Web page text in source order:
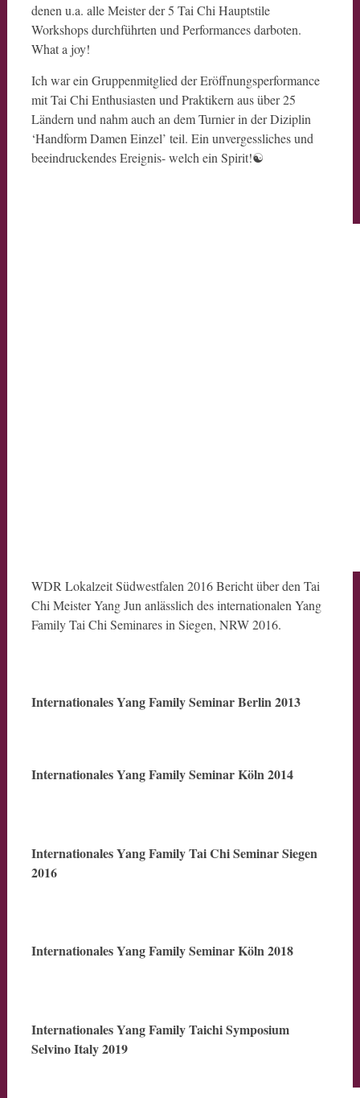
denen u.a. alle Meister der 5 Tai Chi Hauptstile
Workshops durchführten und Performances darboten.
What a joy!
Ich war ein Gruppenmitglied der Eröffnungsperformance
mit Tai Chi Enthusiasten und Praktikern aus über 25
Ländern und nahm auch an dem Turnier in der Diziplin
‘Handform Damen Einzel’ teil. Ein unvergessliches und
beeindruckendes Ereignis- welch ein Spirit!☯️
WDR Lokalzeit Südwestfalen 2016 Bericht über den Tai
Chi Meister Yang Jun anlässlich des internationalen Yang
Family Tai Chi Seminares in Siegen, NRW 2016.
Internationales Yang Family Seminar Berlin 2013
Internationales Yang Family Seminar Köln 2014
Internationales Yang Family Tai Chi Seminar Siegen
2016
Internationales Yang Family Seminar Köln 2018
Internationales Yang Family Taichi Symposium
Selvino Italy 2019